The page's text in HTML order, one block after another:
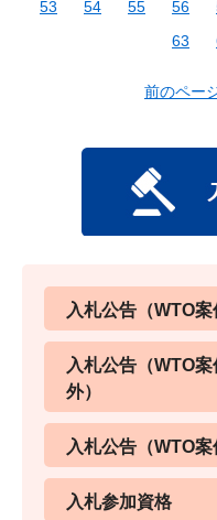
53
54 55 56
63
前のペー
入札公告（WTO案
入札公告（WTO
外）
入札公告（WTO案
入札参加資格